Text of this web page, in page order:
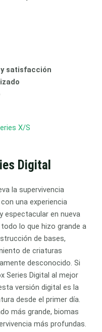
y satisfacción
X/S
Digital
la supervivencia
una experiencia
espectacular en nueva
lo que hizo grande a
de bases,
de criaturas
desconocido. Si
Series Digital al mejor
versión digital es la
desde el primer día.
más grande, biomas
más profundas.